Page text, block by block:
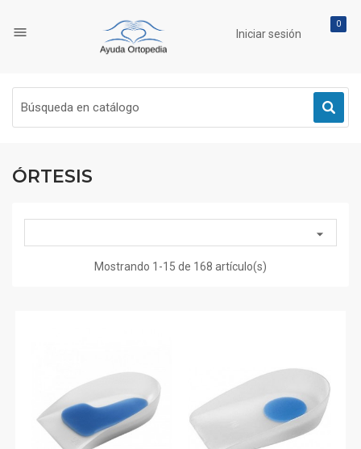

0
Iniciar sesión
ÓRTESIS

Mostrando 1-15 de 168 artículo(s)